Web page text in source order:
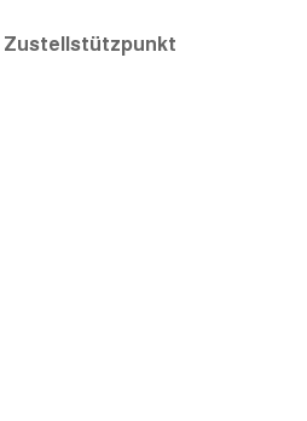
Zustellstützpunkt